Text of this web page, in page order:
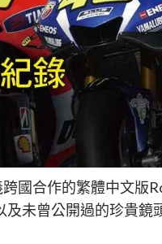
國合作的繁體中文版
未曾公開過的珍貴鏡